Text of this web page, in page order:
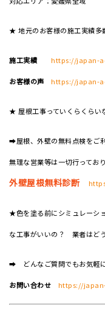
★ 地元のお客様の施工実績多
施工実績 https://japan-
お客様の声 https://japan-
★ 屋根工事っていくらくらい
➡屋根、外壁の無料点検をご
無理な営業等は一切行ってお
外壁屋根無料診断
★色を塗る前にシミュレーシ
な工事がいいの？ 業者はど
➡ どんなご質問でもお気軽に
お問い合わせ https://